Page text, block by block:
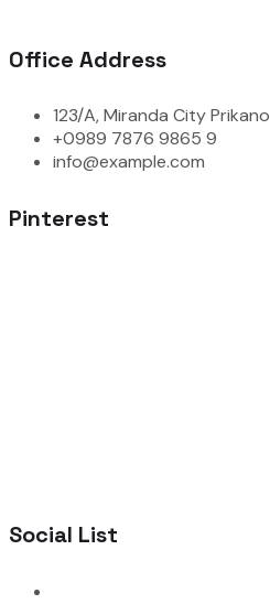
Office Address
123/A, Miranda City Prikano
+0989 7876 9865 9
info@example.com
Pinterest
Social List